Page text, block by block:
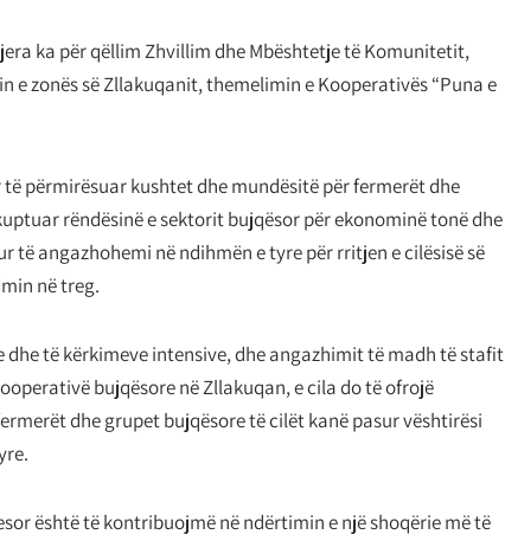
ka për qëllim Zhvillim dhe Mbështetje të Komunitetit,
zonës së Zllakuqanit, themelimin e Kooperativës “Puna e
përmirësuar kushtet dhe mundësitë për fermerët dhe
rëndësinë e sektorit bujqësor për ekonominë tonë dhe
të angazhohemi në ndihmën e tyre për rritjen e cilësisë së
në treg.
të kërkimeve intensive, dhe angazhimit të madh të stafit
bujqësore në Zllakuqan, e cila do të ofrojë
dhe grupet bujqësore të cilët kanë pasur vështirësi
është të kontribuojmë në ndërtimin e një shoqërie më të